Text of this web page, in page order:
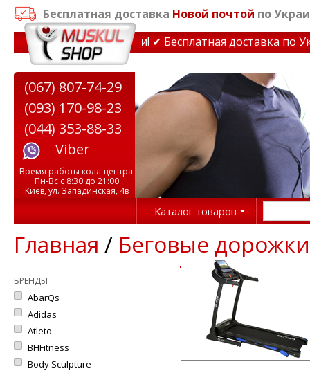
Бесплатная доставка Новой почтой по
до 15% Звони! ✔ Бесплатная доставка по
(067) 807-74-29
(093) 170-98-23
(044) 353-88-33
Viber
Время работы колл-центра:
Пн-Вс с 8:30 до 21:00
Киев, ул. Западинская, 4в
Каталог товаров
Главная / Беговые дорожки
БРЕНДЫ
AbarQs
Adidas
Atleto
BHFitness
Body Sculpture